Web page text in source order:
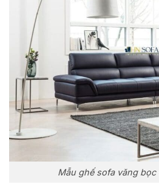
Mẫu ghế sofa văng bọc